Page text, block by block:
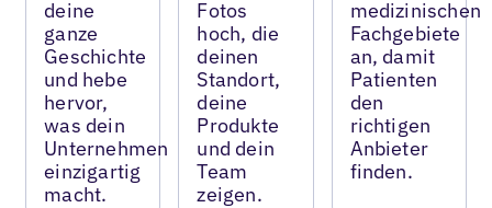
deine
ganze
Geschichte
und hebe
hervor,
was dein
Unternehmen
einzigartig
macht.
Fotos
hoch, die
deinen
Standort,
deine
Produkte
und dein
Team
zeigen.
medizinischen
Fachgebiete
an, damit
Patienten
den
richtigen
Anbieter
finden.